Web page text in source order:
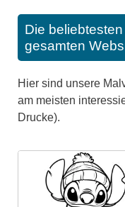
Die
gesamten
Hier sind unsere
am meisten
Drucke).